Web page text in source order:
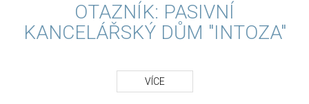
OTAZNÍK: PASIVNÍ
KANCELÁŘSKÝ DŮM "INTOZA"
VÍCE